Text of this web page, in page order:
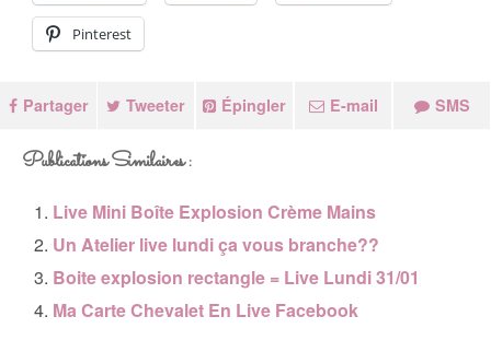
Pinterest
Partager Tweeter Épingler E-mail SMS
Publications Similaires :
Live Mini Boîte Explosion Crème Mains
Un Atelier live lundi ça vous branche??
Boite explosion rectangle = Live Lundi 31/01
Ma Carte Chevalet En Live Facebook